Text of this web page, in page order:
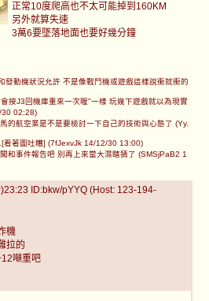
正常10度爬高也不太可能掉到160KM
另外就算失速
3萬6要墜落地面也要好幾分鐘
發動機狀況允許 不是像戰鬥機或遊戲這樣說衝就衝的
按J3回機庫重來一次喔"一樣 玩幾下遊戲就以為現實
30 02:28)
的航空業是不是要檢討一下自己的技術與心態了 (Yy.
看著圖吐糟] (7fJexvJk 14/12/30 13:00)
和事件報告吧 別再上來當大濕瞎猜了 (SMSjPaB2 1
ID:bkw/pYYQ (Host: 123-194-
機
拉的
噸重吧